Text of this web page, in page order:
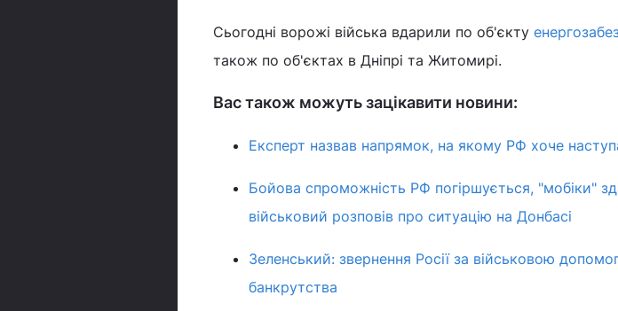
Сьогодні ворожі війська вдарили по об'єкту
також по об'єктах в Дніпрі та Житомирі.
Вас також можуть зацікавити новини:
Експерт назвав напрямок, на якому РФ хоче
Бойова спроможність РФ погіршується, "мобіки"
військовий розповів про ситуацію на Донбасі
Зеленський: звернення Росії за військовою
банкрутства